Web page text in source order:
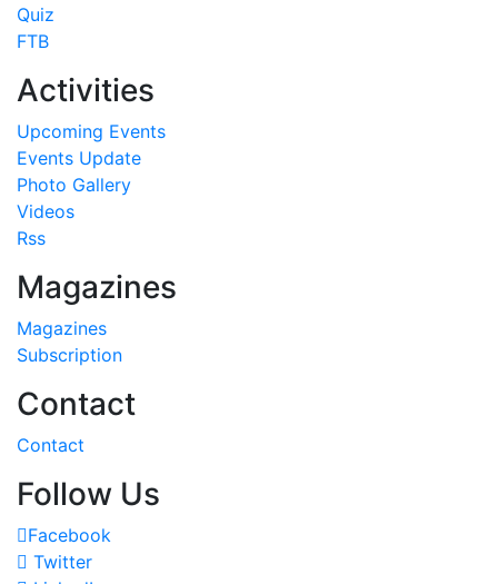
Quiz
FTB
Activities
Upcoming Events
Events Update
Photo Gallery
Videos
Rss
Magazines
Magazines
Subscription
Contact
Contact
Follow Us
Facebook
Twitter